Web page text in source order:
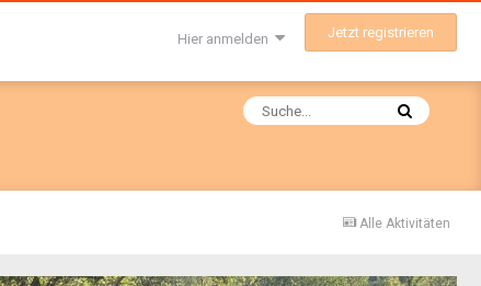
Hier anmelden Jetzt registrieren
Alle Aktivitäten